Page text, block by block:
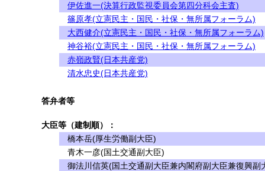
伊佐進一(決算行政監視委員会第四分科会主査)
篠原孝(立憲民主・国民・社保・無所属フォーラム)
大西健介(立憲民主・国民・社保・無所属フォーラム)
神谷裕(立憲民主・国民・社保・無所属フォーラム)
赤嶺政賢(日本共産党)
清水忠史(日本共産党)
答弁者等
大臣等（建制順）：
橋本岳(厚生労働副大臣)
青木一彦(国土交通副大臣)
御法川信英(国土交通副大臣兼内閣府副大臣兼復興副